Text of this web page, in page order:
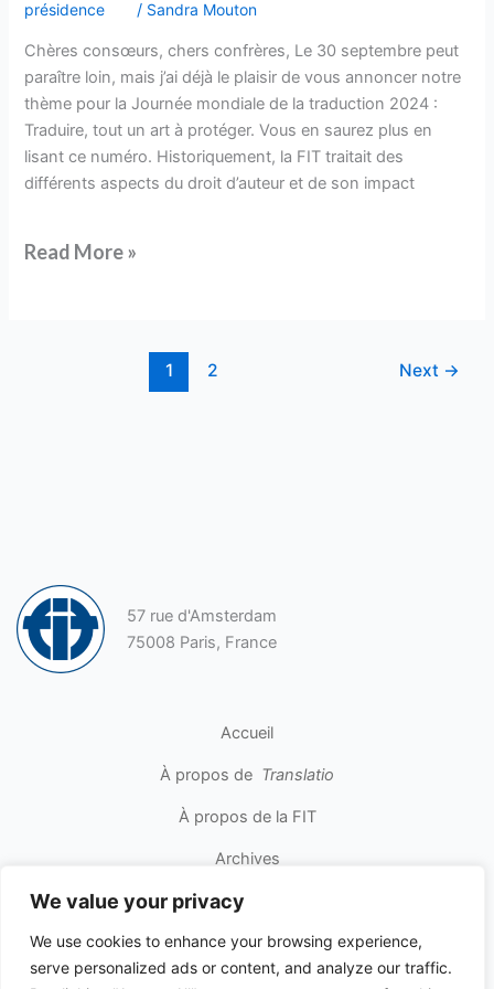
We value your privacy
We use cookies to enhance your browsing experience,
serve personalized ads or content, and analyze our traffic.
présidence
/ Sandra Mouton
Chères consœurs, chers confrères, Le 30 septembre peut
paraître loin, mais j’ai déjà le plaisir de vous annoncer notre
thème pour la Journée mondiale de la traduction 2024 :
Traduire, tout un art à protéger. Vous en saurez plus en
lisant ce numéro. Historiquement, la FIT traitait des
différents aspects du droit d’auteur et de son impact
Read More »
1 2 Next →
57 rue d'Amsterdam
75008 Paris, France
Accueil
À propos de Translatio
À propos de la FIT
Archives
Contact